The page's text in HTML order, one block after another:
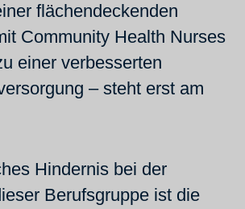
flächendeckenden
Community Health Nurses
einer verbesserten
– steht erst am
Hindernis bei der
Berufsgruppe ist die